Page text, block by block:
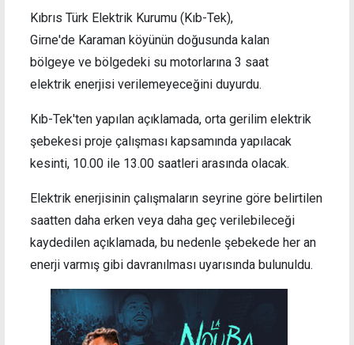
Kıbrıs Türk Elektrik Kurumu (Kıb-Tek),
Girne'de Karaman köyünün doğusunda kalan
bölgeye ve bölgedeki su motorlarına 3 saat
elektrik enerjisi verilemeyeceğini duyurdu.
Kıb-Tek'ten yapılan açıklamada, orta gerilim elektrik
şebekesi proje çalışması kapsamında yapılacak
kesinti, 10.00 ile 13.00 saatleri arasında olacak.
Elektrik enerjisinin çalışmaların seyrine göre belirtilen
saatten daha erken veya daha geç verilebileceği
kaydedilen açıklamada, bu nedenle şebekede her an
enerji varmış gibi davranılması uyarısında bulunuldu.